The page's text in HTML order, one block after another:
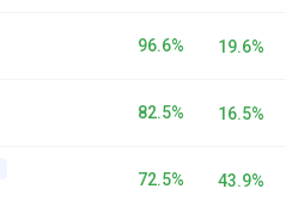
96.6% 19.6%
82.5% 16.5%
72.5% 43.9%